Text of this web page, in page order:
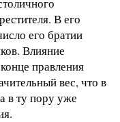
В его
его братии
Влияние
правления
вес, что в
в ту пору уже